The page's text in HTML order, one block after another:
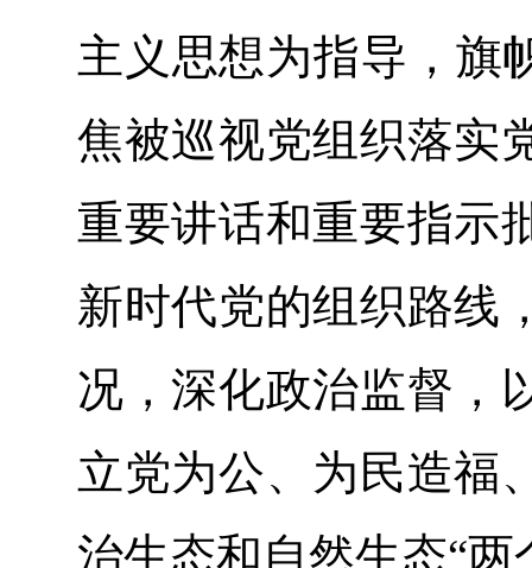
主义思想为指导，旗
焦被巡视党组织落实
重要讲话和重要指示
新时代党的组织路线
况，深化政治监督，
立党为公、为民造福
治生态和自然生态“两